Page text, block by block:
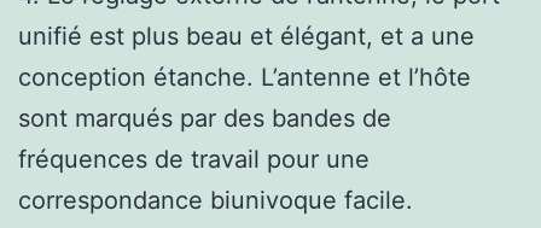
unifié est plus beau et élégant, et a une
conception étanche. L’antenne et l’hôte
sont marqués par des bandes de
fréquences de travail pour une
correspondance biunivoque facile.